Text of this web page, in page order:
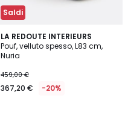
Saldi
LA REDOUTE INTERIEURS
Pouf, velluto spesso, L83 cm,
Nuria
459,00 €
367,20 € -20%
5
/
5
6
Colori